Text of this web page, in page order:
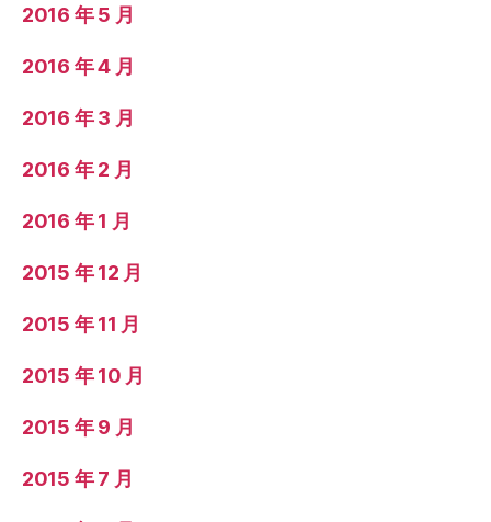
2016 年 5 月
2016 年 4 月
2016 年 3 月
2016 年 2 月
2016 年 1 月
2015 年 12 月
2015 年 11 月
2015 年 10 月
2015 年 9 月
2015 年 7 月